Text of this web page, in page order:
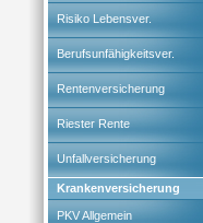
Risiko Lebensver.
Berufsunfähigkeitsver.
Rentenversicherung
Riester Rente
Unfallversicherung
Krankenversicherung
PKV Allgemein